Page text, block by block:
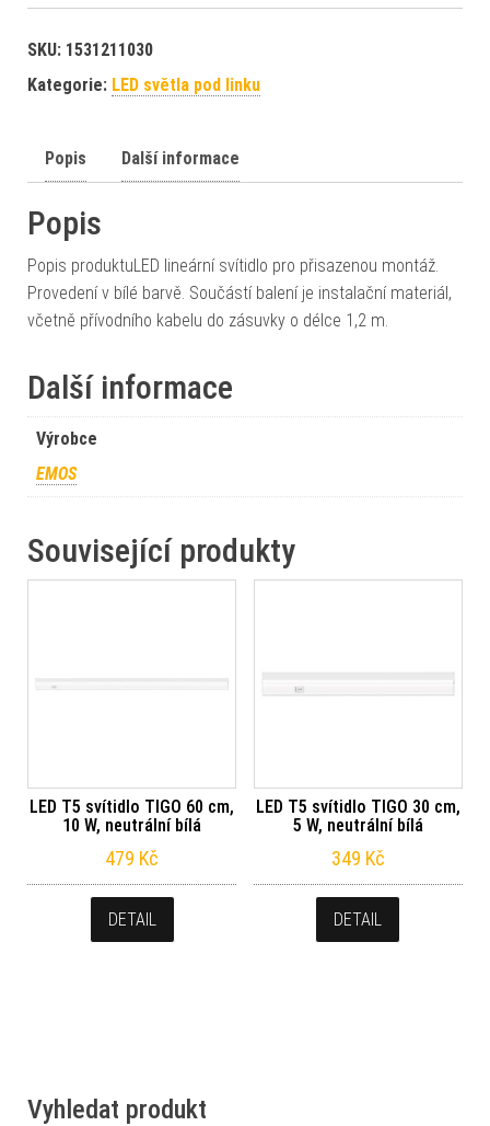
SKU: 1531211030
Kategorie: LED světla pod linku
Popis Další informace
Popis
Popis produktuLED lineární svítidlo pro přisazenou montáž.
Provedení v bílé barvě. Součástí balení je instalační materiál,
včetně přívodního kabelu do zásuvky o délce 1,2 m.
Další informace
Výrobce
EMOS
Související produkty
LED T5 svítidlo TIGO 60 cm,
10 W, neutrální bílá
479 Kč
DETAIL
LED T5 svítidlo TIGO 30 cm,
5 W, neutrální bílá
349 Kč
DETAIL
Vyhledat produkt